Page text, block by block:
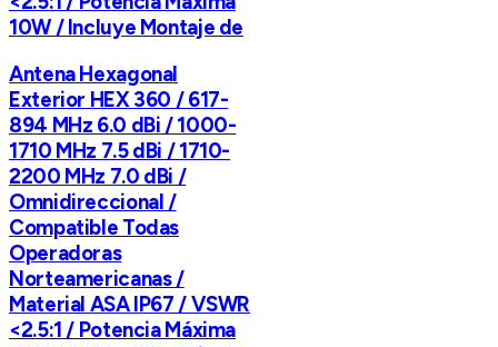
10W / Incluye Montaje de
Antena Hexagonal
Exterior HEX 360 / 617-
894 MHz 6.0 dBi / 1000-
1710 MHz 7.5 dBi / 1710-
2200 MHz 7.0 dBi /
Omnidireccional /
Compatible Todas
Operadoras
Norteamericanas /
Material ASA IP67 / VSWR
<2.5:1 / Potencia Máxima